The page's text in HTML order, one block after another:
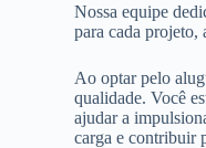
Nossa equipe
para cada projeto,
Ao optar pelo
qualidade. Você
ajudar a
carga e contribuir